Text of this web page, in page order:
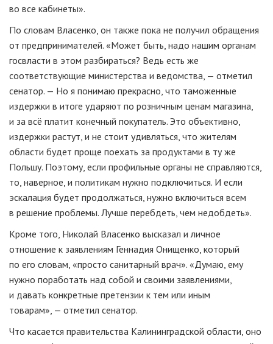
во все кабинеты».
По словам Власенко, он также пока не получил обращения
от предпринимателей. «Может быть, надо нашим органам
госвласти в этом разбираться? Ведь есть же
соответствующие министерства и ведомства, — отметил
сенатор. — Но я понимаю прекрасно, что таможенные
издержки в итоге ударяют по розничным ценам магазина,
и за всё платит конечный покупатель. Это объективно,
издержки растут, и не стоит удивляться, что жителям
области будет проще поехать за продуктами в ту же
Польшу. Поэтому, если профильные органы не справляются,
то, наверное, и политикам нужно подключиться. И если
эскалация будет продолжаться, нужно включиться всем
в решение проблемы. Лучше перебдеть, чем недобдеть».
Кроме того, Николай Власенко высказал и личное
отношение к заявлениям Геннадия Онищенко, который
по его словам, «просто санитарный врач». «Думаю, ему
нужно поработать над собой и своими заявлениями,
и давать конкретные претензии к тем или иным
товарам», — отметил сенатор.
Что касается правительства Калининградской области, оно